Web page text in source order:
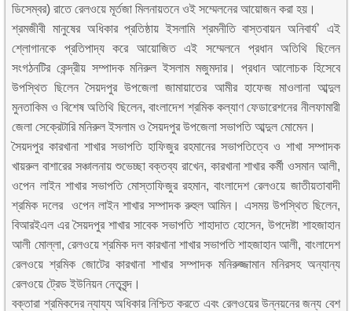
ডিসেম্বর) রাতে রেলওয়ে মূর্তজা মিলনায়তনে ওই সম্মেলনের আয়োজন করা হয়।
শ্রমজীবী মানুষের অধিকার প্রতিষ্ঠায় ইসলামি শ্রমনীতি বাস্তবায়ন অনিবার্য’ এই
শ্লোগানকে প্রতিপাদ্য করে আয়োজিত এই সম্মেলনে প্রধান অতিথি ছিলেন
সংগঠনটির কেন্দ্রীয় সম্পাদক মনিরুল ইসলাম মজুমদার। প্রধান আলোচক হিসেবে
উপস্থিত ছিলেন সৈয়দপুর উপজেলা জামায়াতের আমীর হাফেজ মাওলানা আব্দুল
মুনতাকিম ও বিশেষ অতিথি ছিলেন, বাংলাদেশ শ্রমিক কল্যাণ ফেডারেশনের নীলফামারী
জেলা সেক্রেটারি মনিরুল ইসলাম ও সৈয়দপুর উপজেলা সভাপতি আব্দুল মোমেন।
সৈয়দপুর কারখানা শাখার সভাপতি হাফিজুর রহমানের সভাপতিত্বে ও শাখা সম্পাদক
খায়রুল বাশারের সঞ্চালনায় শুভেচ্ছা বক্তব্য রাখেন, কারখানা শাখার কর্মী ওসমান আলী,
ওপেন লাইন শাখার সভাপতি মোস্তাফিজুর রহমান, বাংলাদেশ রেলওয়ে জাতীয়তাবাদী
শ্রমিক দলের ওপেন লাইন শাখার সম্পাদক রুহুল আমিন। এসময় উপস্থিত ছিলেন,
বিআরইএল এর সৈয়দপুর শাখার সাবেক সভাপতি শাহাদাত হোসেন, উপদেষ্টা শাহজাহান
আলী মোল্লা, রেলওয়ে শ্রমিক দল কারখানা শাখার সভাপতি শাহজাহান আলী, বাংলাদেশ
রেলওয়ে শ্রমিক জোটের কারখানা শাখার সম্পাদক মনিরুজ্জামান মনিরসহ অন্যান্য
রেলওয়ে ট্রেড ইউনিয়ন নেতৃবৃন্দ।
বক্তারা শ্রমিকদের ন্যায্য অধিকার নিশ্চিত করতে এবং রেলওয়ের উন্নয়নের জন্য বেশ